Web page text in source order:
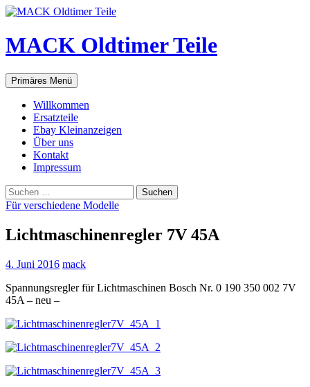
Zum
springen
MACK Oldtimer Teile
Suchen
Primäres Menü
Willkommen
Ersatzteile
Ebay Kleinanzeigen
Über uns
Kontakt
Impressum
Suchen
nach:
Für verschiedene Modelle
Lichtmaschinenregler 7V 45A
4. Juni 2016 mack
Spannungsregler für Lichtmaschinen Bosch Nr. 0 190 350 002 7V
45A – neu –